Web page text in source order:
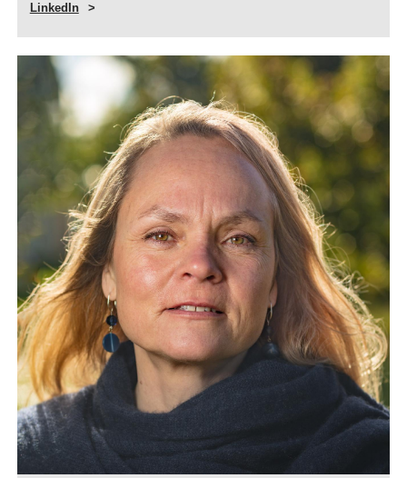
LinkedIn